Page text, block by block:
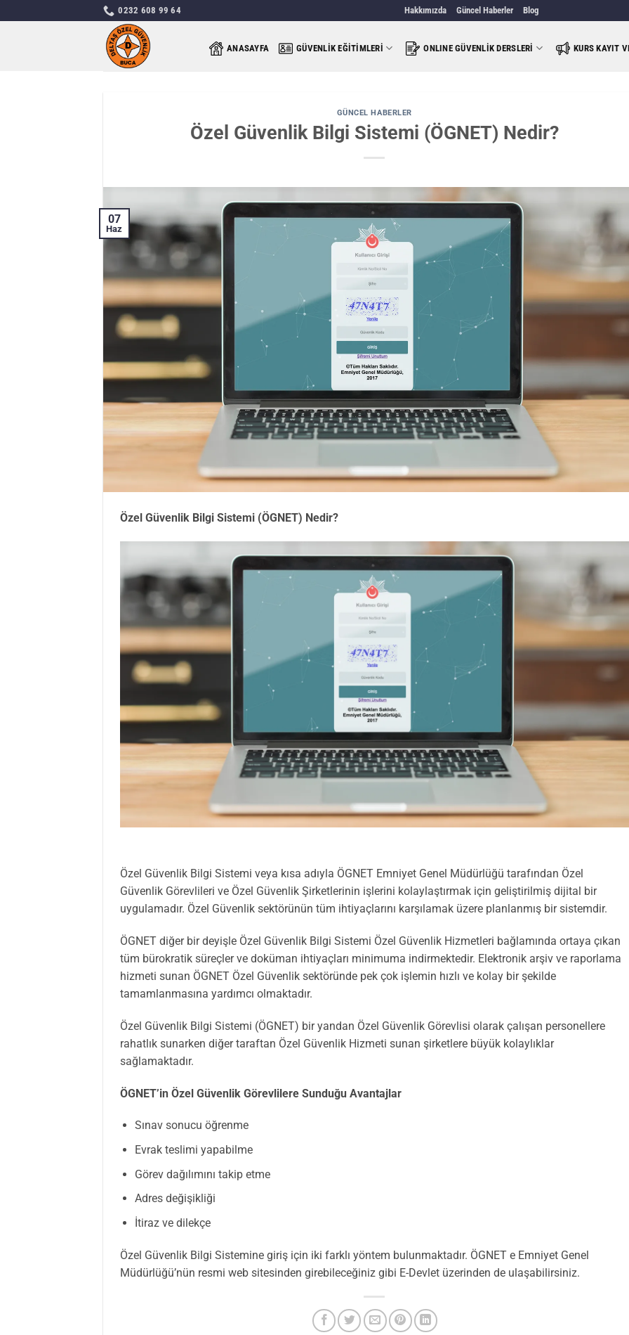
atla
0232 608 99 64 Hakkımızda Güncel Haberler Blog
ANASAYFA GÜVENLIK EĞITIMLERI ONLINE GÜVENLIK DERSLERI KURS KAYIT
GÜNCEL HABERLER
Özel Güvenlik Bilgi Sistemi (ÖGNET) Nedir?
07
Haz
Özel Güvenlik Bilgi Sistemi (ÖGNET) Nedir?
Özel Güvenlik Bilgi Sistemi veya kısa adıyla ÖGNET Emniyet Genel Müdürlüğü tarafından Özel
Güvenlik Görevlileri ve Özel Güvenlik Şirketlerinin işlerini kolaylaştırmak için geliştirilmiş dijital bir
uygulamadır. Özel Güvenlik sektörünün tüm ihtiyaçlarını karşılamak üzere planlanmış bir sistemdir.
ÖGNET diğer bir deyişle Özel Güvenlik Bilgi Sistemi Özel Güvenlik Hizmetleri bağlamında ortaya çıkan
tüm bürokratik süreçler ve doküman ihtiyaçları minimuma indirmektedir. Elektronik arşiv ve raporlama
hizmeti sunan ÖGNET Özel Güvenlik sektöründe pek çok işlemin hızlı ve kolay bir şekilde
tamamlanmasına yardımcı olmaktadır.
Özel Güvenlik Bilgi Sistemi (ÖGNET) bir yandan Özel Güvenlik Görevlisi olarak çalışan personellere
rahatlık sunarken diğer taraftan Özel Güvenlik Hizmeti sunan şirketlere büyük kolaylıklar
sağlamaktadır.
ÖGNET’in Özel Güvenlik Görevlilere Sunduğu Avantajlar
Sınav sonucu öğrenme
Evrak teslimi yapabilme
Görev dağılımını takip etme
Adres değişikliği
İtiraz ve dilekçe
Özel Güvenlik Bilgi Sistemine giriş için iki farklı yöntem bulunmaktadır. ÖGNET e Emniyet Genel
Müdürlüğü’nün resmi web sitesinden girebileceğiniz gibi E-Devlet üzerinden de ulaşabilirsiniz.